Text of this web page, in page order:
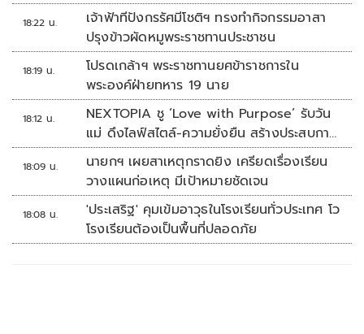
18:22 น.
เจ้าฟ้าทีปังกรรัศมีโชติฯ ทรงทำกิจกรรมอาสา
ปรุงข้าวผัดหมูพระราชทานประชาชน
18:19 น.
โปรดเกล้าฯ พระราชทานยศข้าราชการใน
พระองค์ฝ่ายทหาร 19 นาย
18:12 น.
NEXTOPIA ชู ‘Love with Purpose’ รับวัน
แม่ ดึงไลฟ์สไตล์-ความยั่งยืน สร้างประสบกา
รณ์ช้อปปิงมีความหมาย
18:09 น.
นายกฯ เผยสาเหตุกราดยิง เครียดเรื่องเรียน
วางแผนก่อเหตุ มีเป้าหมายชัดเจน
18:08 น.
'ประเสริฐ' คุมเข้มอาวุธในโรงเรียนทั่วประเทศ โว
โรงเรียนต้องเป็นพื้นที่ปลอดภัย